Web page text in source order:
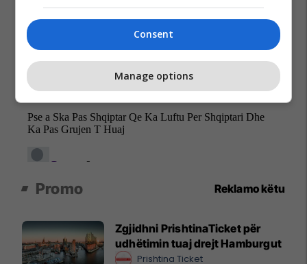
Promo Reklamo këtu
Zgjidhni PrishtinaTicket për
udhëtimin tuaj drejt Hamburgut
Prishtina Ticket
Consent
Manage options